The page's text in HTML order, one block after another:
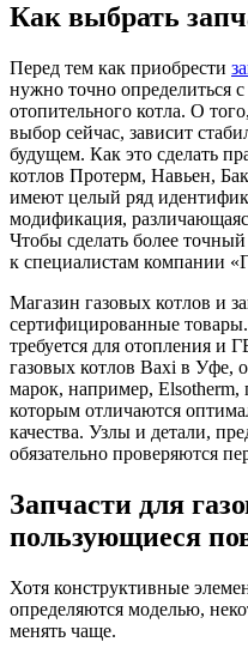
Как выбрать
Перед тем как приобрести
нужно точно определиться
отопительного котла. О
выбор сейчас, зависит
будущем. Как это сделать
котлов Протерм, Навьен,
имеют целый ряд
модификация,
Чтобы сделать более
к специалистам компании
Магазин газовых котлов и
сертифицированные
требуется для отопления и
газовых котлов Baxi в Уфе,
марок, например, Elsotherm,
которым отличаются
качества. Узлы и детали,
обязательно проверяются
Запчасти для
пользующиеся
Хотя конструктивные
определяются моделью,
менять чаще.